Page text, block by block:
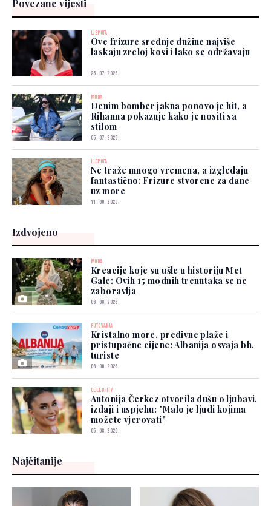
Povezane vijesti
LJEPOTA
Ove frizure srednje dužine najviše
laskaju zreloj kosi i lako se održavaju
25. 07. 2026.
MODA
Denim bomber jakna ponovo je hit, a
Rihanna pokazuje kako je nositi sa
stilom
05. 07. 2026.
LJEPOTA
Ne traže mnogo vremena, a izgledaju
fantastično: Frizure stvorene za dane
uz more
11. 06. 2026.
Izdvojeno
MODA
Kreacije koje su ušle u historiju Met
Gale: Ovih 15 modnih trenutaka se ne
zaboravlja
06. 08. 2026.
PUTOVANJA
Kristalno more, predivne plaže i
pristupačne cijene: Albanija osvaja bh.
turiste
06. 08. 2026.
CELEBRITY
Antonija Čerkez otvorila dušu o ljubavi,
izdaji i uspjehu: "Malo je ljudi kojima
možete vjerovati"
05. 08. 2026.
Najčitanije